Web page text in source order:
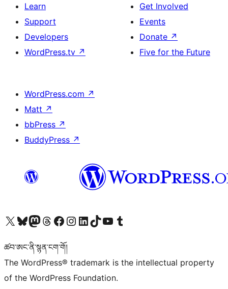
Learn
Support
Developers
WordPress.tv ↗
Get Involved
Events
Donate ↗
Five for the Future
WordPress.com ↗
Matt ↗
bbPress ↗
BuddyPress ↗
Visit our X (formerly Twitter) account
Visit our Bluesky account
Visit our Mastodon account
Visit our Threads account
Visit our Facebook page
Visit our Instagram account
Visit our LinkedIn account
Visit our TikTok account
Visit our YouTube channel
Visit our Tumblr account
ཚབ་ཨང་ནི་སྙན་ངག་གོ།
The WordPress® trademark is the intellectual property
of the WordPress Foundation.